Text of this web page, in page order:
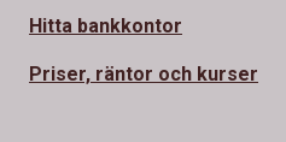
Hitta bankkontor
Priser, räntor och kurser